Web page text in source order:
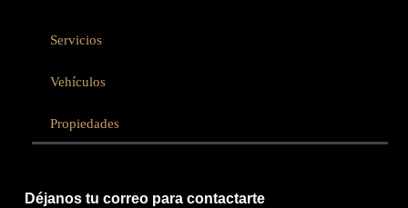
Servicios
Vehículos
Propiedades
Déjanos tu correo para contactarte